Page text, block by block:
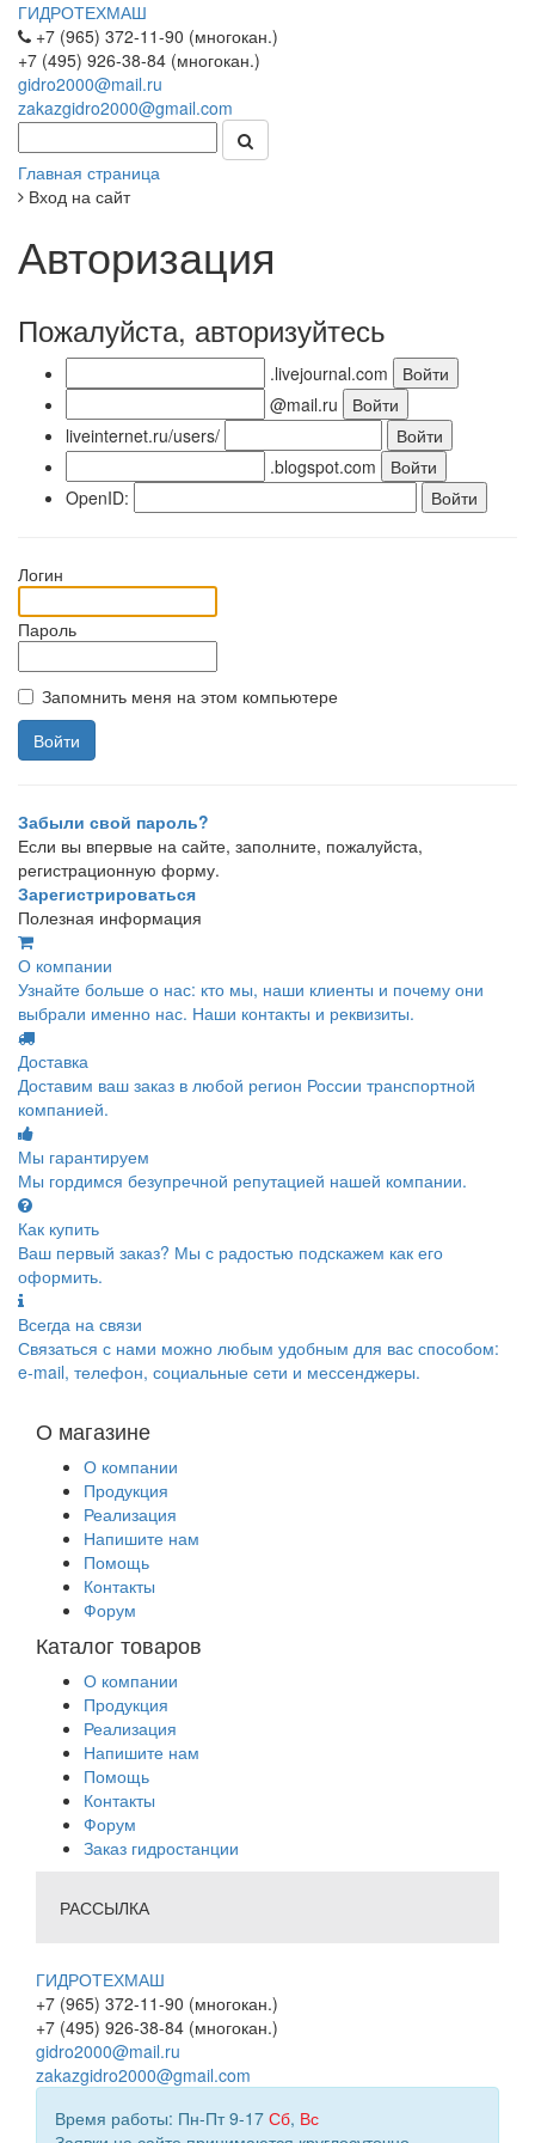
ГИДРОТЕХМАШ
+7 (965) 372-11-90 (многокан.)
+7 (495) 926-38-84 (многокан.)
gidro2000@mail.ru
zakazgidro2000@gmail.com
Главная страница
Вход на сайт
Авторизация
Пожалуйста, авторизуйтесь
.livejournal.com
@mail.ru
liveinternet.ru/users/
.blogspot.com
OpenID:
Логин
Пароль
Запомнить меня на этом компьютере
Забыли свой пароль?
Если вы впервые на сайте, заполните, пожалуйста,
регистрационную форму.
Зарегистрироваться
Полезная информация
О компании
Узнайте больше о нас: кто мы, наши клиенты и почему они
выбрали именно нас. Наши контакты и реквизиты.
Доставка
Доставим ваш заказ в любой регион России транспортной
компанией.
Мы гарантируем
Мы гордимся безупречной репутацией нашей компании.
Как купить
Ваш первый заказ? Мы с радостью подскажем как его
оформить.
Всегда на связи
Связаться с нами можно любым удобным для вас способом:
e-mail, телефон, социальные сети и мессенджеры.
О магазине
О компании
Продукция
Реализация
Напишите нам
Помощь
Контакты
Форум
Каталог товаров
О компании
Продукция
Реализация
Напишите нам
Помощь
Контакты
Форум
Заказ гидростанции
РАССЫЛКА
ГИДРОТЕХМАШ
+7 (965) 372-11-90 (многокан.)
+7 (495) 926-38-84 (многокан.)
gidro2000@mail.ru
zakazgidro2000@gmail.com
Время работы: Пн-Пт 9-17 Сб, Вс